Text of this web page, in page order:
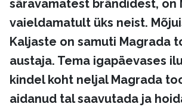
säravamatest brändidest, on
vaieldamatult üks neist.
Kaljaste on samuti Magrada
austaja. Tema igapäevases
kindel koht neljal Magrada
aidanud tal saavutada ja